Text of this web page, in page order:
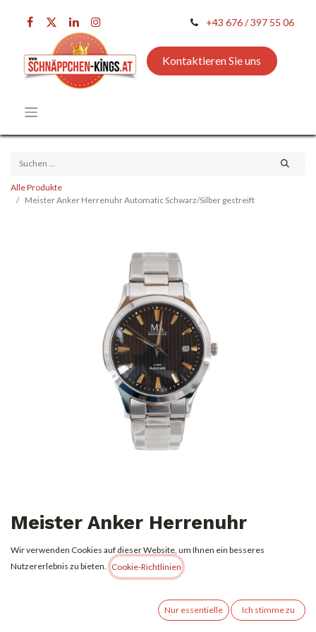
+43 676 / 397 55 06
Kontaktieren Sie uns
Alle Produkte
Meister Anker Herrenuhr Automatic Schwarz/Silber gestreift
Meister Anker Herrenuhr
Automatic Schwarz/Silber
gestreift
Alle Preise inkl. MwSt.zzgl. Versandkosten
Wir verwenden Cookies auf dieser Website, um Ihnen ein besseres
Nutzererlebnis zu bieten.
Cookie-Richtlinien
Nur essentielle Ich stimme zu